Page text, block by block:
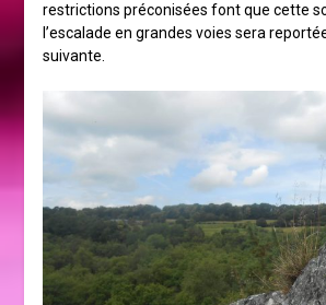
restrictions préconisées font que cette
l’escalade en grandes voies sera
suivante.